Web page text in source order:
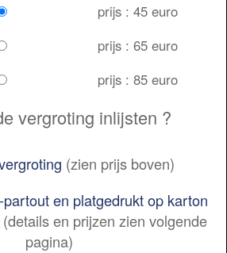
prijs : 45 euro
prijs : 65 euro
prijs : 85 euro
vergroting inlijsten ?
(zien prijs boven)
en platgedrukt op karton
en prijzen zien volgende
pagina)